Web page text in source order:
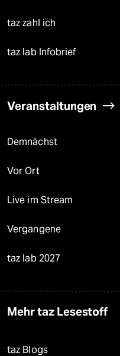
taz zahl ich
taz lab Infobrief
Veranstaltungen
Demnächst
Vor Ort
Live im Stream
Vergangene
taz lab 2027
Mehr taz Lesestoff
taz Blogs